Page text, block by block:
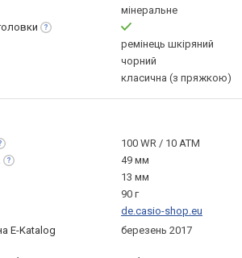
мінеральне
ремінець шкіряний
чорний
класична (з пряжкою)
100 WR / 10 ATM
49 мм
13 мм
90 г
de.casio-shop.eu
E-Katalog
березень 2017